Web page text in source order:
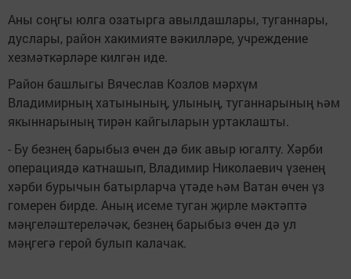
Аны соңгы юлга озатырга авылдашлары, туганнары,
дуслары, район хакимияте вәкилләре, учреждение
хезмәткәрләре килгән иде.
Район башлыгы Вячеслав Козлов мәрхүм
Владимирның хатынының, улының, туганнарының һәм
якыннарының тирән кайгыларын уртаклашты.
- Бу безнең барыбыз өчен дә бик авыр югалту. Хәрби
операциядә катнашып, Владимир Николаевич үзенең
хәрби бурычын батырларча үтәде һәм Ватан өчен үз
гомерен бирде. Аның исеме туган җирле мәктәптә
мәңгеләштереләчәк, безнең барыбыз өчен дә ул
мәңгегә герой булып калачак.